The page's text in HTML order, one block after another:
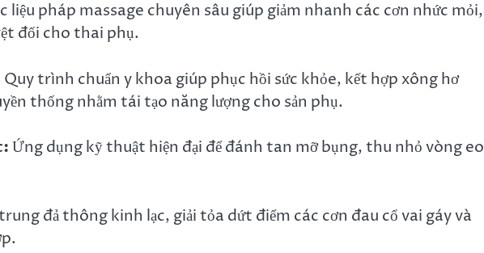
liệu pháp massage chuyên sâu giúp giảm nhanh các cơn nhức mỏi,
đối cho thai phụ.
Quy trình chuẩn y khoa giúp phục hồi sức khỏe, kết hợp xông hơ
thống nhằm tái tạo năng lượng cho sản phụ.
Ứng dụng kỹ thuật hiện đại để đánh tan mỡ bụng, thu nhỏ vòng eo
đả thông kinh lạc, giải tỏa dứt điểm các cơn đau cổ vai gáy và